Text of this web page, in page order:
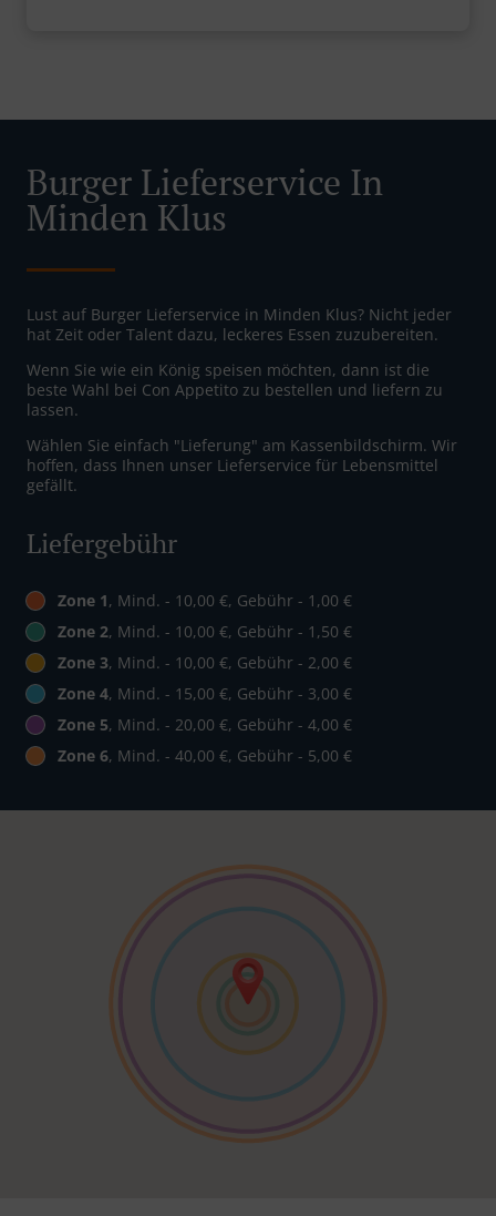
Burger Lieferservice In
Minden Klus
Lust auf Burger Lieferservice in Minden Klus? Nicht jeder
hat Zeit oder Talent dazu, leckeres Essen zuzubereiten.
Wenn Sie wie ein König speisen möchten, dann ist die
beste Wahl bei Con Appetito zu bestellen und liefern zu
lassen.
Wählen Sie einfach "Lieferung" am Kassenbildschirm. Wir
hoffen, dass Ihnen unser Lieferservice für Lebensmittel
gefällt.
Liefergebühr
Zone 1, Mind. - 10,00 €, Gebühr - 1,00 €
Zone 2, Mind. - 10,00 €, Gebühr - 1,50 €
Zone 3, Mind. - 10,00 €, Gebühr - 2,00 €
Zone 4, Mind. - 15,00 €, Gebühr - 3,00 €
Zone 5, Mind. - 20,00 €, Gebühr - 4,00 €
Zone 6, Mind. - 40,00 €, Gebühr - 5,00 €